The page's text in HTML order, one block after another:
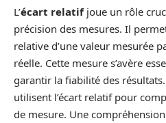
L’écart relatifjoue un rôle
précision des mesures. Il
relative d’une valeur mesurée
réelle. Cette mesure s’avère
garantir la fiabilité des
utilisent l’écart relatif pour
de mesure. Une